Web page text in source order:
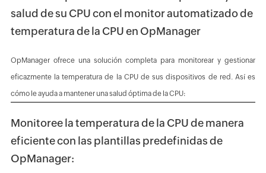
salud de su CPU con el monitor automatizado de
temperatura de la CPU en OpManager
OpManager ofrece una solución completa para monitorear y gestionar
eficazmente la temperatura de la CPU de sus dispositivos de red. Así es
cómo le ayuda a mantener una salud óptima de la CPU:
Monitoree la temperatura de la CPU de manera
eficiente con las plantillas predefinidas de
OpManager: